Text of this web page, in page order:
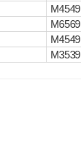
M4549
M6569
M4549
M3539